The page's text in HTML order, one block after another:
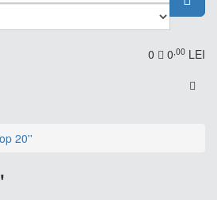
0
0,00 LEI
20''